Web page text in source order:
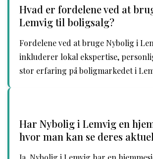
Hvad er fordelene ved at
Lemvig til boligsalg?
Fordelene ved at bruge Nybolig i
inkluderer lokal ekspertise,
stor erfaring på boligmarkedet i
Har Nybolig i Lemvig en
hvor man kan se deres